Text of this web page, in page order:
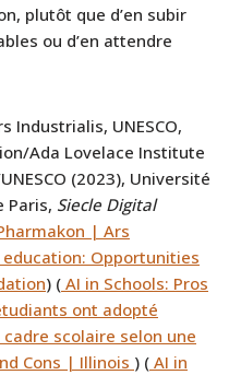
plutôt que d’en subir
ou d’en attendre
Industrialis, UNESCO,
Ada Lovelace Institute
(2023), Université
Paris, Siecle Digital
| Ars
Opportunities
) ( AI in Schools: Pros
ont adopté
scolaire selon une
Cons | Illinois ) ( AI in